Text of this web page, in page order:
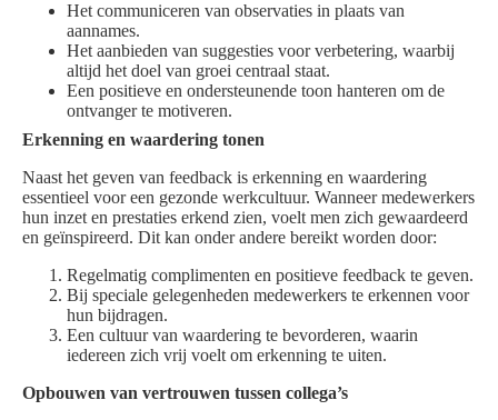
Het communiceren van observaties in plaats van
aannames.
Het aanbieden van suggesties voor verbetering, waarbij
altijd het doel van groei centraal staat.
Een positieve en ondersteunende toon hanteren om de
ontvanger te motiveren.
Erkenning en waardering tonen
Naast het geven van feedback is erkenning en waardering
essentieel voor een gezonde werkcultuur. Wanneer medewerkers
hun inzet en prestaties erkend zien, voelt men zich gewaardeerd
en geïnspireerd. Dit kan onder andere bereikt worden door:
Regelmatig complimenten en positieve feedback te geven.
Bij speciale gelegenheden medewerkers te erkennen voor
hun bijdragen.
Een cultuur van waardering te bevorderen, waarin
iedereen zich vrij voelt om erkenning te uiten.
Opbouwen van vertrouwen tussen collega’s